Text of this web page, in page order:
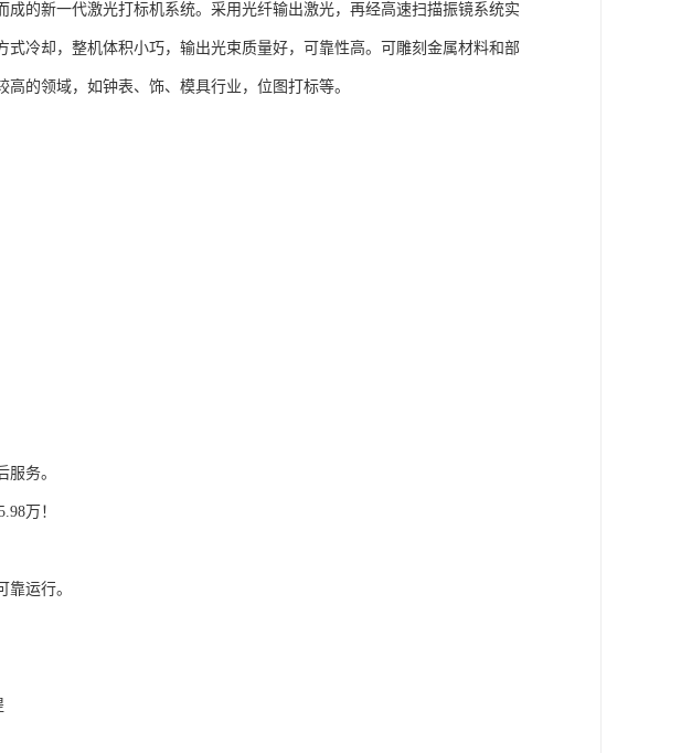
的新一代激光打标机系统。采用光纤输出激光，再经高速扫描振镜系统实
冷却，整机体积小巧，输出光束质量好，可靠性高。可雕刻金属材料和部
的领域，如钟表、饰、模具行业，位图打标等。
务。
万！
运行。